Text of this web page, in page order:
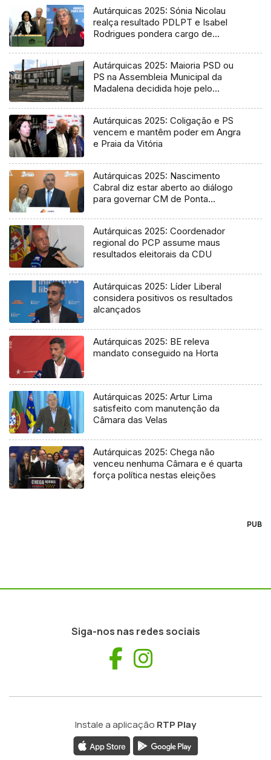
Autárquicas 2025: Sónia Nicolau
realça resultado PDLPT e Isabel
Rodrigues pondera cargo de
Autárquicas 2025: Maioria PSD ou
PS na Assembleia Municipal da
Madalena decidida hoje pelo
Autárquicas 2025: Coligação e PS
vencem e mantêm poder em Angra
e Praia da Vitória
Autárquicas 2025: Nascimento
Cabral diz estar aberto ao diálogo
para governar CM de Ponta
Autárquicas 2025: Coordenador
regional do PCP assume maus
resultados eleitorais da CDU
Autárquicas 2025: Líder Liberal
considera positivos os resultados
alcançados
Autárquicas 2025: BE releva
mandato conseguido na Horta
Autárquicas 2025: Artur Lima
satisfeito com manutenção da
Câmara das Velas
Autárquicas 2025: Chega não
venceu nenhuma Câmara e é quarta
força política nestas eleições
PUB
Siga-nos nas redes sociais
Facebook
Instale a aplicação RTP Play